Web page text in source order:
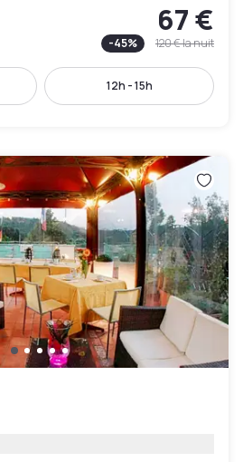
67 €
-45% 120 €la nuit
12h - 15h